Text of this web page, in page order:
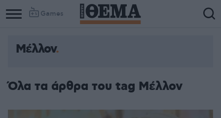
Games
Μέλλον
Όλα τα άρθρα του tag Μέλλον